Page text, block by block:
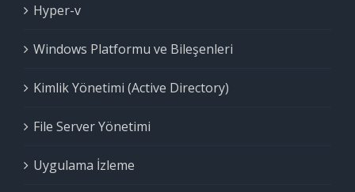
Hyper-v
Windows Platformu ve Bileşenleri
Kimlik Yönetimi (Active Directory)
File Server Yönetimi
Uygulama İzleme